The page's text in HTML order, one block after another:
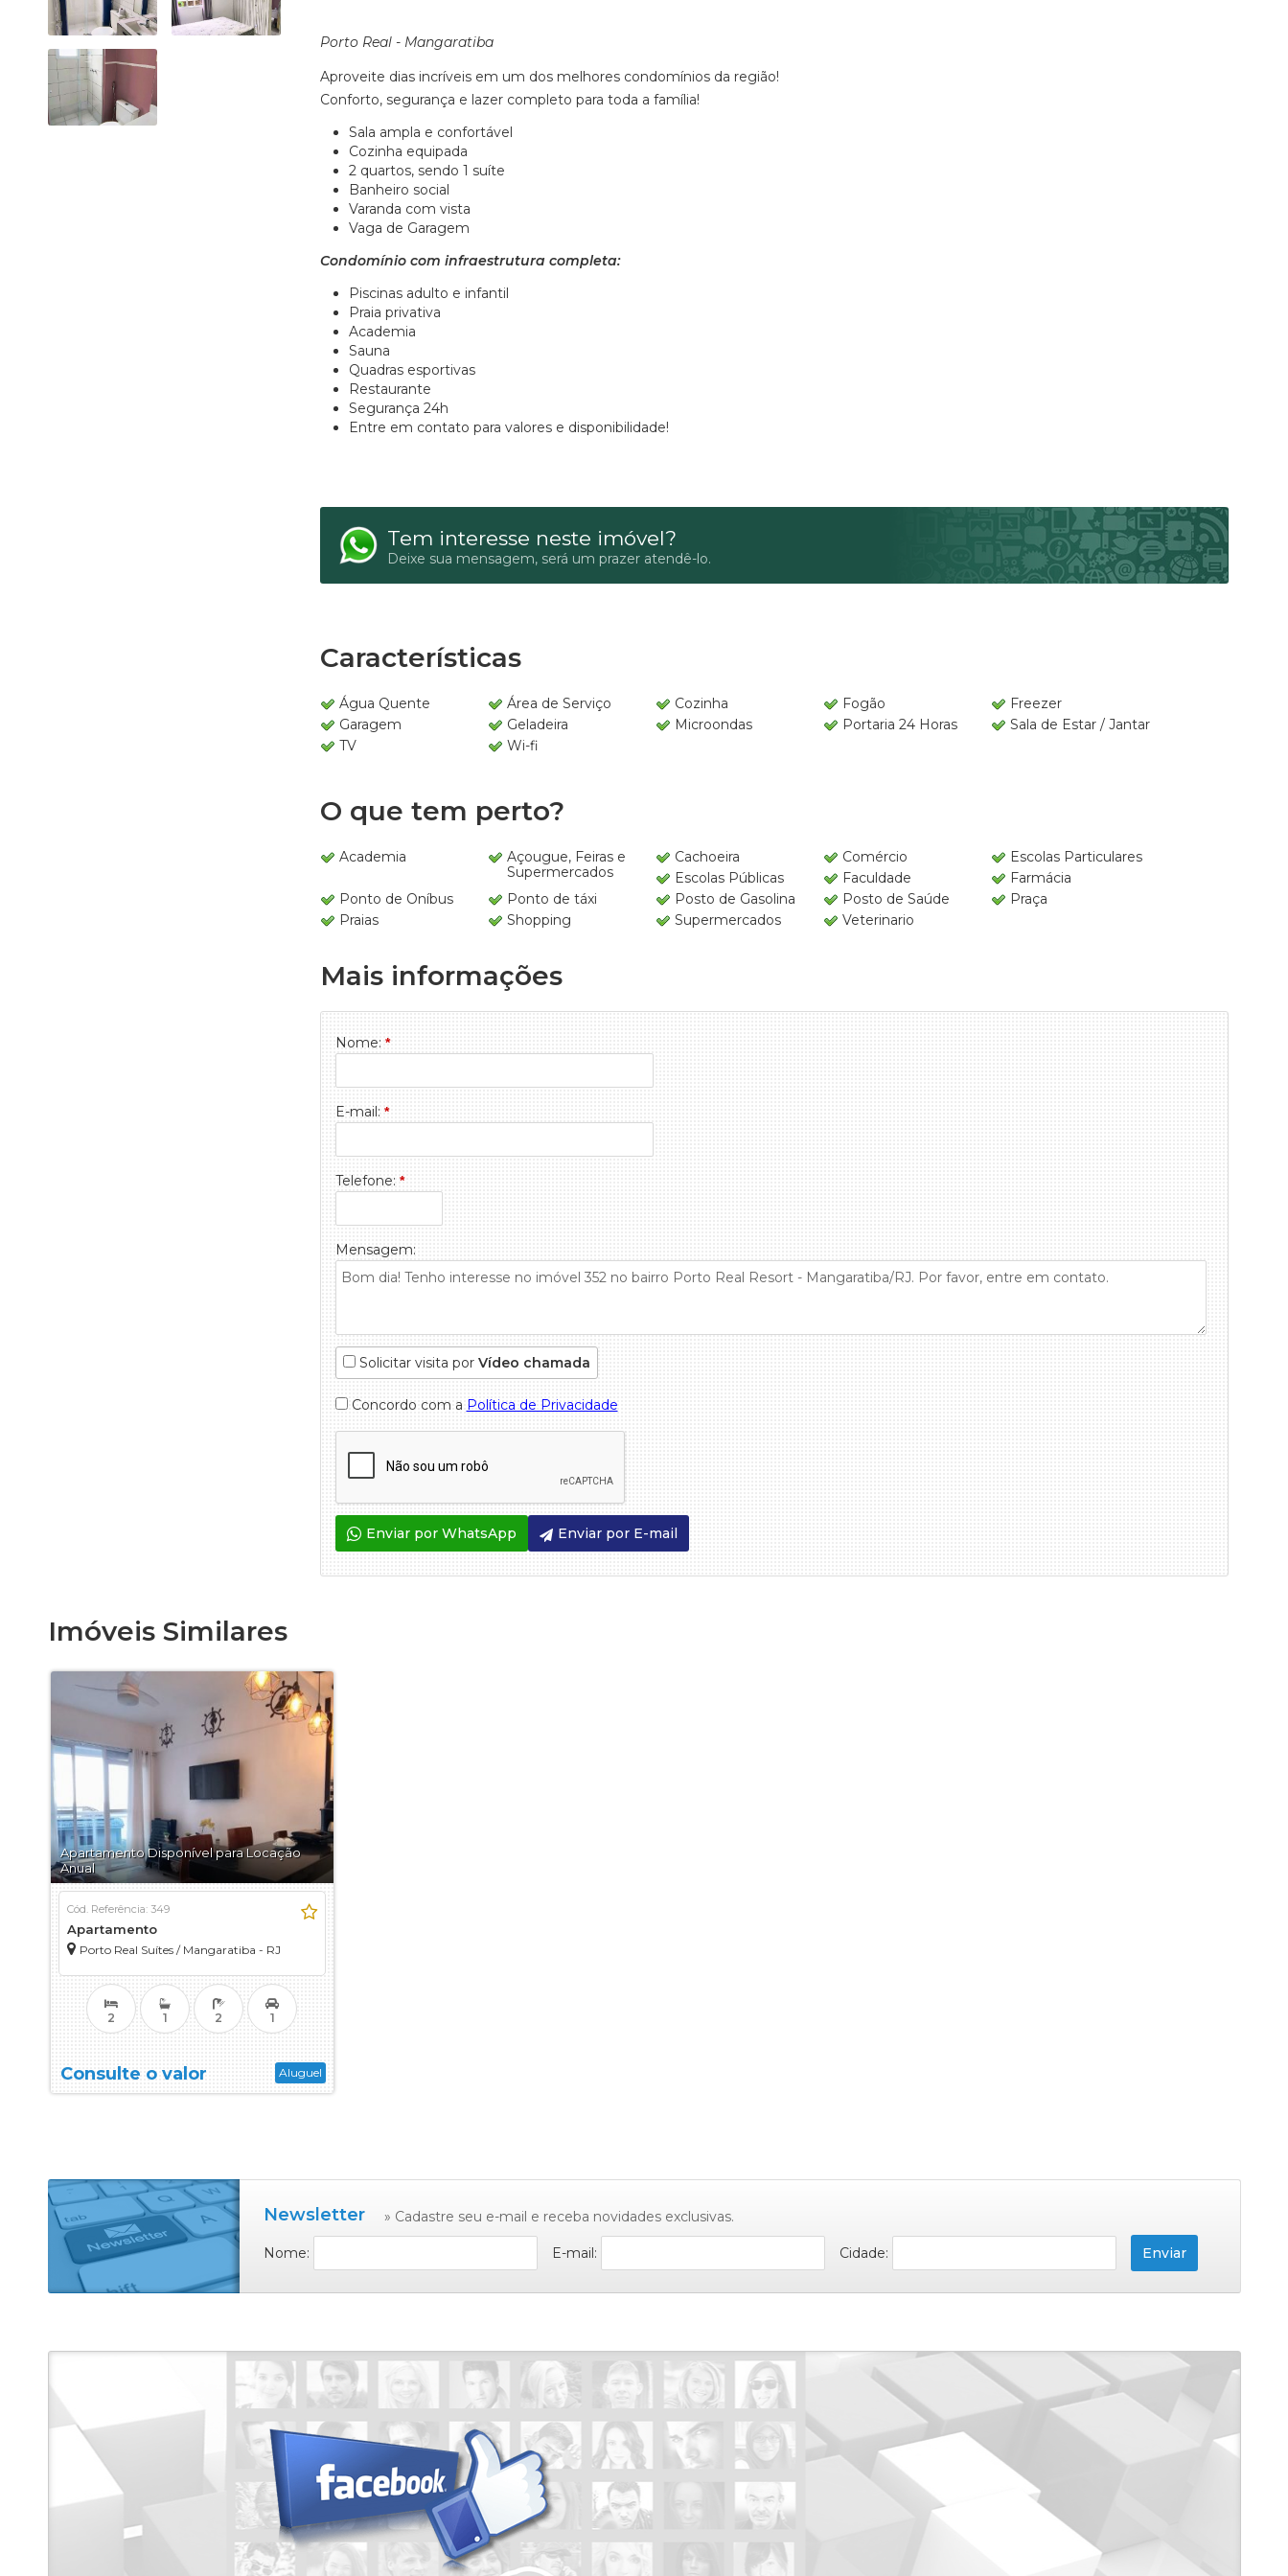
Porto Real - Mangaratiba
Aproveite dias incríveis em um dos melhores condomínios da região!
Conforto, segurança e lazer completo para toda a família!
Sala ampla e confortável
Cozinha equipada
2 quartos, sendo 1 suíte
Banheiro social
Varanda com vista
Vaga de Garagem
Condomínio com infraestrutura completa:
Piscinas adulto e infantil
Praia privativa
Academia
Sauna
Quadras esportivas
Restaurante
Segurança 24h
Entre em contato para valores e disponibilidade!
Tem interesse neste imóvel?
Deixe sua mensagem, será um prazer atendê-lo.
Características
Água Quente Área de Serviço Cozinha Fogão
Freezer
Garagem
Geladeira Microondas Portaria 24 Horas
Sala de Estar / Jantar
TV
Wi-fi
O que tem perto?
Academia
Açougue, Feiras e
Supermercados
Cachoeira Comércio
Escolas Particulares
Escolas Públicas
Faculdade
Farmácia
Ponto de Oníbus
Ponto de táxi Posto de Gasolina Posto de Saúde
Praça
Praias
Shopping Supermercados Veterinario
Mais informações
Nome: *
E-mail: *
Telefone: *
Mensagem:
Solicitar visita por Vídeo chamada
Concordo com a Política de Privacidade
Enviar por WhatsApp Enviar por E-mail
Imóveis Similares
Apartamento Disponível para Locação
Anual
Cód. Referência: 349
Apartamento
Porto Real Suítes / Mangaratiba - RJ
Aluguel
Consulte o valor
2 1 2 1
Newsletter » Cadastre seu e-mail e receba novidades exclusivas.
Nome: E-mail: Cidade: